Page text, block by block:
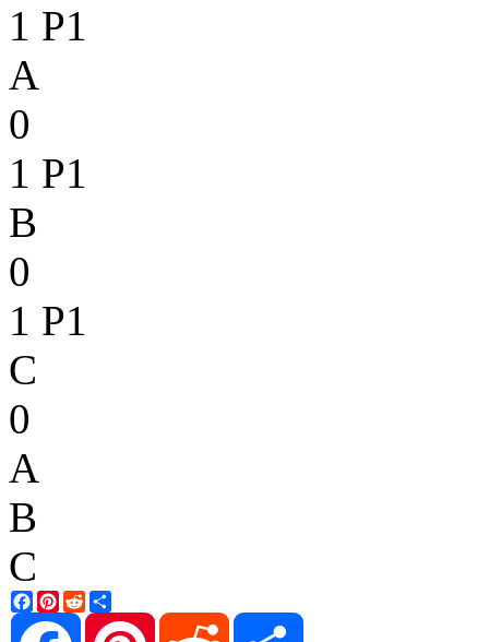
1 P1
A
0
1 P1
B
0
1 P1
C
0
A
B
C
Facebook
Pinterest
Reddit
Facebook
Pinterest Reddit